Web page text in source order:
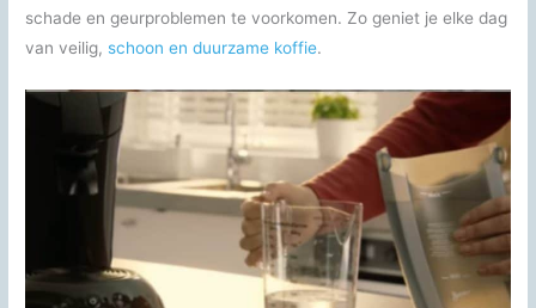
schade en geurproblemen te voorkomen. Zo geniet je elke dag
van veilig, schoon en duurzame koffie.